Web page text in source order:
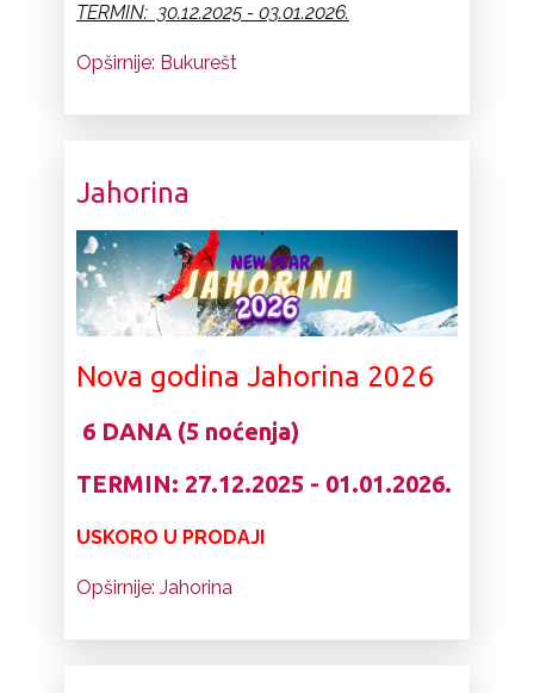
TERMIN: 30.12.2025 - 03.01.2026.
Opširnije: Bukurešt
Jahorina
Nova godina Jahorina 2026
6 DANA (5 noćenja)
TERMIN: 27.12.2025 - 01.01.2026.
USKORO U PRODAJI
Opširnije: Jahorina